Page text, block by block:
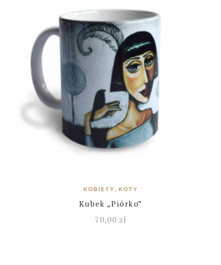
KOBIETY, KOTY
Kubek „Piórko”
70,00 zł